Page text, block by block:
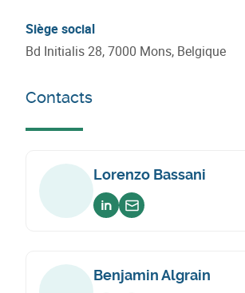
Siège social
Bd Initialis 28, 7000 Mons, Belgique
Contacts
Lorenzo Bassani
Voir sur linkedin
Envoyer un email
Benjamin Algrain